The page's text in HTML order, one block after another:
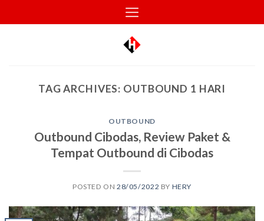
to
TAG ARCHIVES: OUTBOUND 1 HARI
OUTBOUND
Outbound Cibodas, Review Paket &
Tempat Outbound di Cibodas
POSTED ON28/05/2022 BY HERY